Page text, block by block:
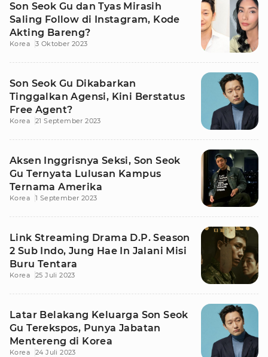
Son Seok Gu dan Tyas Mirasih
Saling Follow di Instagram, Kode
Akting Bareng?
Korea 3 Oktober 2023
Son Seok Gu Dikabarkan
Tinggalkan Agensi, Kini Berstatus
Free Agent?
Korea 21 September 2023
Aksen Inggrisnya Seksi, Son Seok
Gu Ternyata Lulusan Kampus
Ternama Amerika
Korea 1 September 2023
Link Streaming Drama D.P. Season
2 Sub Indo, Jung Hae In Jalani Misi
Buru Tentara
Korea 25 Juli 2023
Latar Belakang Keluarga Son Seok
Gu Terekspos, Punya Jabatan
Mentereng di Korea
Korea 24 Juli 2023